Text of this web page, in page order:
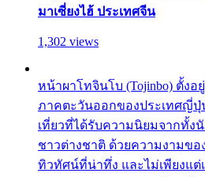
มาเซี่ยงไฮ้ ประเทศจีน
1,302 views
หน้าผาโทจินโบ (Tojinbo) ตั้งอ
ภาคตะวันออกของประเทศญี่ปุ่
เที่ยวที่ได้รับความนิยมจากทั้ง
ชาวต่างชาติ ด้วยความงามข
ทิวทัศน์ที่น่าทึ่ง และไม่เพียงแต่